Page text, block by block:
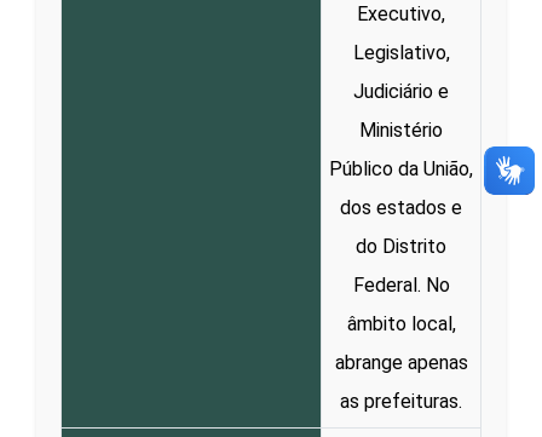
Executivo,
Legislativo,
Judiciário e
Ministério
Público da União,
dos estados e
do Distrito
Federal. No
âmbito local,
abrange apenas
as prefeituras.